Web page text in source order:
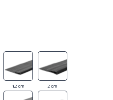
1,2 cm 2 cm